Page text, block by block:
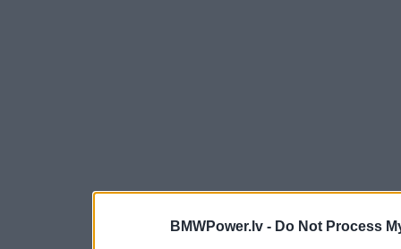
BMWPower.lv - Do Not Process